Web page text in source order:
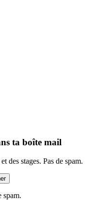
ta boîte mail
des stages. Pas de spam.
spam.